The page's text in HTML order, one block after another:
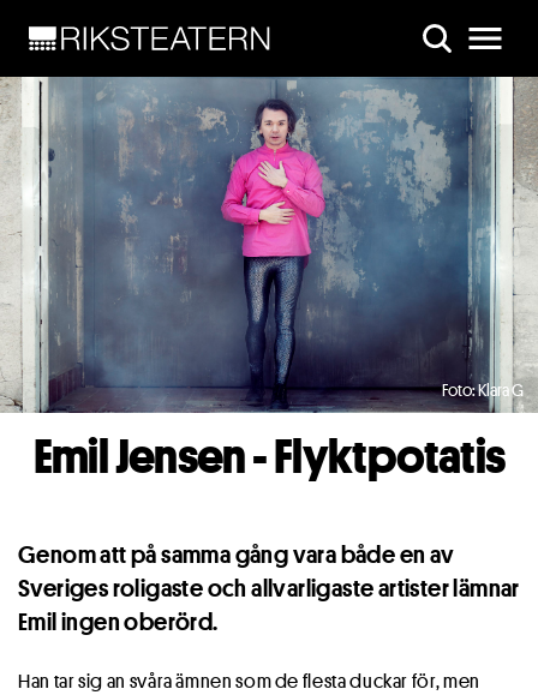
Foto: Klara G
Emil Jensen - Flyktpotatis
Genom att på samma gång vara både en av
Sveriges roligaste och allvarligaste artister lämnar
Emil ingen oberörd.
Han tar sig an svåra ämnen som de flesta duckar för, men